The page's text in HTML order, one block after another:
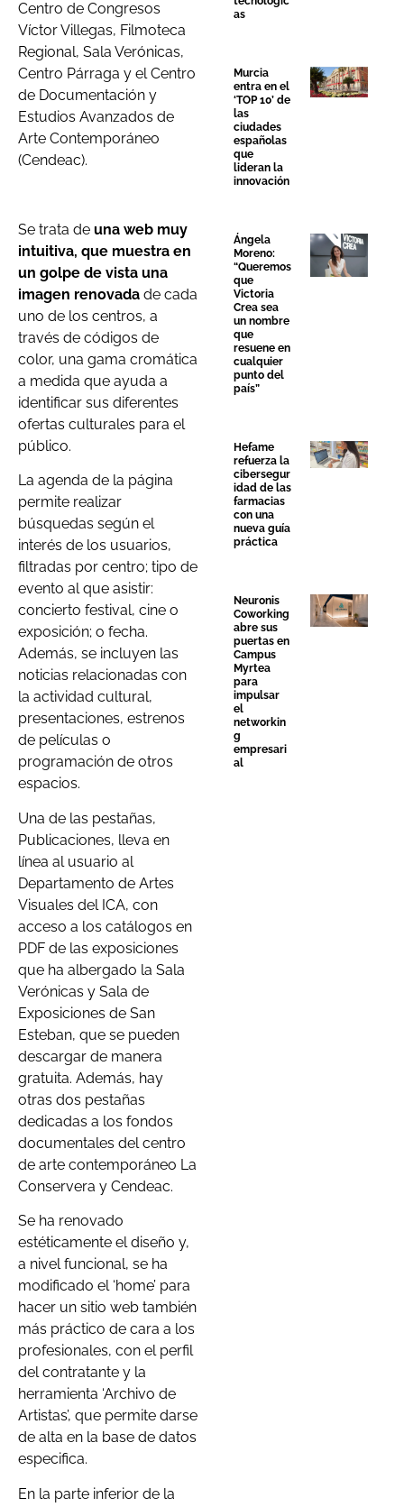
Centro de Congresos
Víctor Villegas, Filmoteca
Regional, Sala Verónicas,
Centro Párraga y el Centro
de Documentación y
Estudios Avanzados de
Arte Contemporáneo
(Cendeac).
Se trata de una web muy
intuitiva, que muestra en
un golpe de vista una
imagen renovada de cada
uno de los centros, a
través de códigos de
color, una gama cromática
a medida que ayuda a
identificar sus diferentes
ofertas culturales para el
público.
La agenda de la página
permite realizar
búsquedas según el
interés de los usuarios,
filtradas por centro; tipo de
evento al que asistir:
concierto festival, cine o
exposición; o fecha.
Además, se incluyen las
noticias relacionadas con
la actividad cultural,
presentaciones, estrenos
de películas o
programación de otros
espacios.
Una de las pestañas,
Publicaciones, lleva en
línea al usuario al
Departamento de Artes
Visuales del ICA, con
acceso a los catálogos en
PDF de las exposiciones
que ha albergado la Sala
Verónicas y Sala de
Exposiciones de San
Esteban, que se pueden
descargar de manera
gratuita. Además, hay
otras dos pestañas
dedicadas a los fondos
documentales del centro
de arte contemporáneo La
Conservera y Cendeac.
Se ha renovado
estéticamente el diseño y,
a nivel funcional, se ha
modificado el ‘home’ para
hacer un sitio web también
más práctico de cara a los
profesionales, con el perfil
del contratante y la
herramienta ‘Archivo de
Artistas’, que permite darse
de alta en la base de datos
especifica.
En la parte inferior de la
as
Murcia
entra en el
‘TOP 10’ de
las
ciudades
españolas
que
lideran la
innovación
Ángela
Moreno:
“Queremos
que
Victoria
Crea sea
un nombre
que
resuene en
cualquier
punto del
país”
Hefame
refuerza la
cibersegur
idad de las
farmacias
con una
nueva guía
práctica
Neuronis
Coworking
abre sus
puertas en
Campus
Myrtea
para
impulsar
el
networkin
g
empresari
al